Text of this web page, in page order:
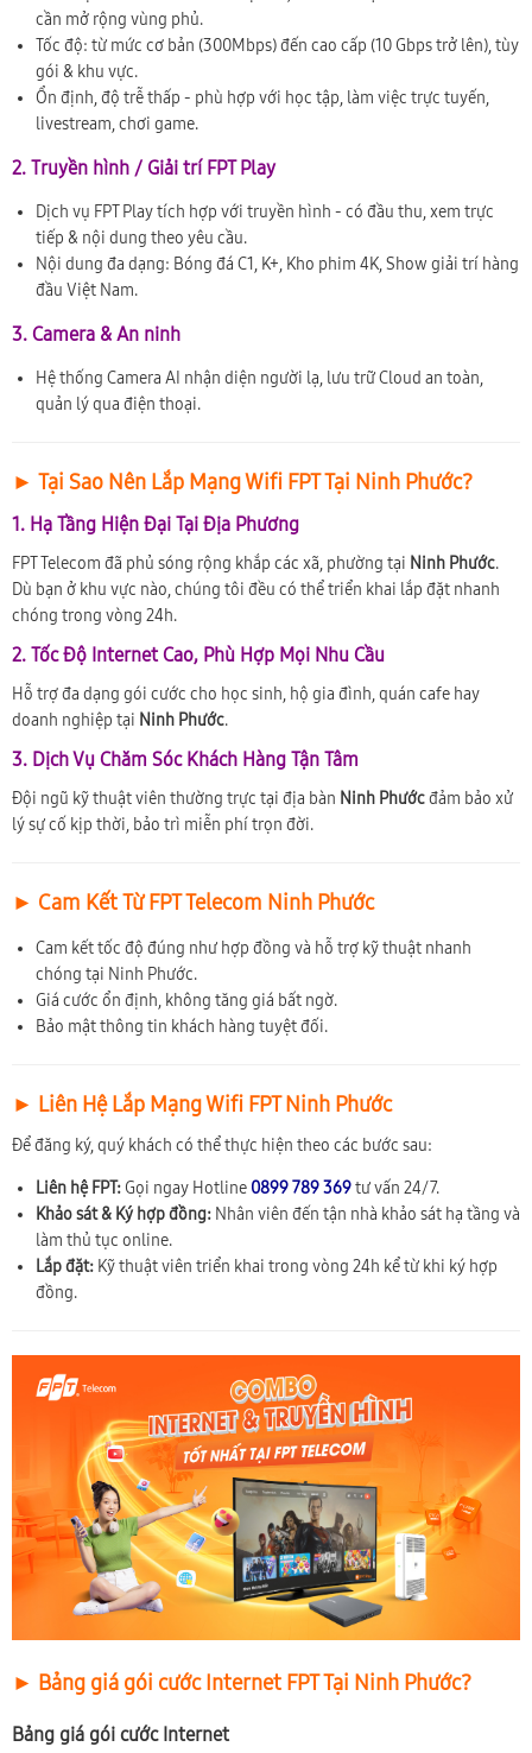
cần mở rộng vùng phủ.
Tốc độ: từ mức cơ bản (300Mbps) đến cao cấp (10 Gbps trở lên), tùy
gói & khu vực.
Ổn định, độ trễ thấp - phù hợp với học tập, làm việc trực tuyến,
livestream, chơi game.
2. Truyền hình / Giải trí FPT Play
Dịch vụ FPT Play tích hợp với truyền hình - có đầu thu, xem trực
tiếp & nội dung theo yêu cầu.
Nội dung đa dạng: Bóng đá C1, K+, Kho phim 4K, Show giải trí hàng
đầu Việt Nam.
3. Camera & An ninh
Hệ thống Camera AI nhận diện người lạ, lưu trữ Cloud an toàn,
quản lý qua điện thoại.
► Tại Sao Nên Lắp Mạng Wifi FPT Tại Ninh Phước?
1. Hạ Tầng Hiện Đại Tại Địa Phương
FPT Telecom đã phủ sóng rộng khắp các xã, phường tại Ninh Phước.
Dù bạn ở khu vực nào, chúng tôi đều có thể triển khai lắp đặt nhanh
chóng trong vòng 24h.
2. Tốc Độ Internet Cao, Phù Hợp Mọi Nhu Cầu
Hỗ trợ đa dạng gói cước cho học sinh, hộ gia đình, quán cafe hay
doanh nghiệp tại Ninh Phước.
3. Dịch Vụ Chăm Sóc Khách Hàng Tận Tâm
Đội ngũ kỹ thuật viên thường trực tại địa bàn Ninh Phướcđảm bảo xử
lý sự cố kịp thời, bảo trì miễn phí trọn đời.
► Cam Kết Từ FPT Telecom Ninh Phước
Cam kết tốc độ đúng như hợp đồng và hỗ trợ kỹ thuật nhanh
chóng tại Ninh Phước.
Giá cước ổn định, không tăng giá bất ngờ.
Bảo mật thông tin khách hàng tuyệt đối.
► Liên Hệ Lắp Mạng Wifi FPT Ninh Phước
Để đăng ký, quý khách có thể thực hiện theo các bước sau:
Liên hệ FPT: Gọi ngay Hotline 0899 789 369tư vấn 24/7.
Khảo sát & Ký hợp đồng: Nhân viên đến tận nhà khảo sát hạ tầng và
làm thủ tục online.
Lắp đặt: Kỹ thuật viên triển khai trong vòng 24h kể từ khi ký hợp
đồng.
► Bảng giá gói cước Internet FPT Tại Ninh Phước?
Bảng giá gói cước Internet